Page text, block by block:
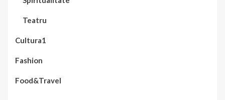
Teatru
Cultura1
Fashion
Food&Travel